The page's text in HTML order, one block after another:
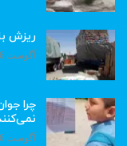
ریزش
آگوست 6, 2026
چرا
آگوست 6, 2026